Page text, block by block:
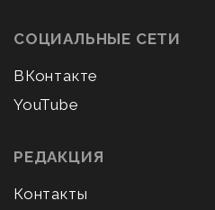
СОЦИАЛЬНЫЕ СЕТИ
ВКонтакте
YouTube
РЕДАКЦИЯ
Контакты